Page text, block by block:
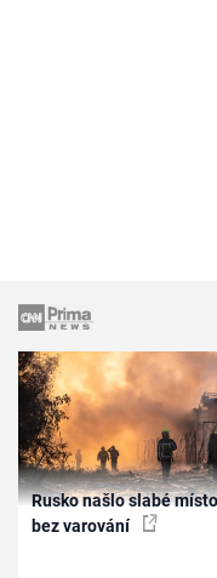
Rusko našlo slabé
bez varování